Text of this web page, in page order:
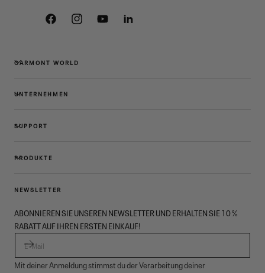
FacebookInstagramYouTubeLinkedin
GARMONT WORLD
UNTERNEHMEN
SUPPORT
PRODUKTE
NEWSLETTER
ABONNIEREN SIE UNSEREN NEWSLETTER UND ERHALTEN SIE 10 %
RABATT AUF IHREN ERSTEN EINKAUF!
Mit deiner Anmeldung stimmst du der Verarbeitung deiner